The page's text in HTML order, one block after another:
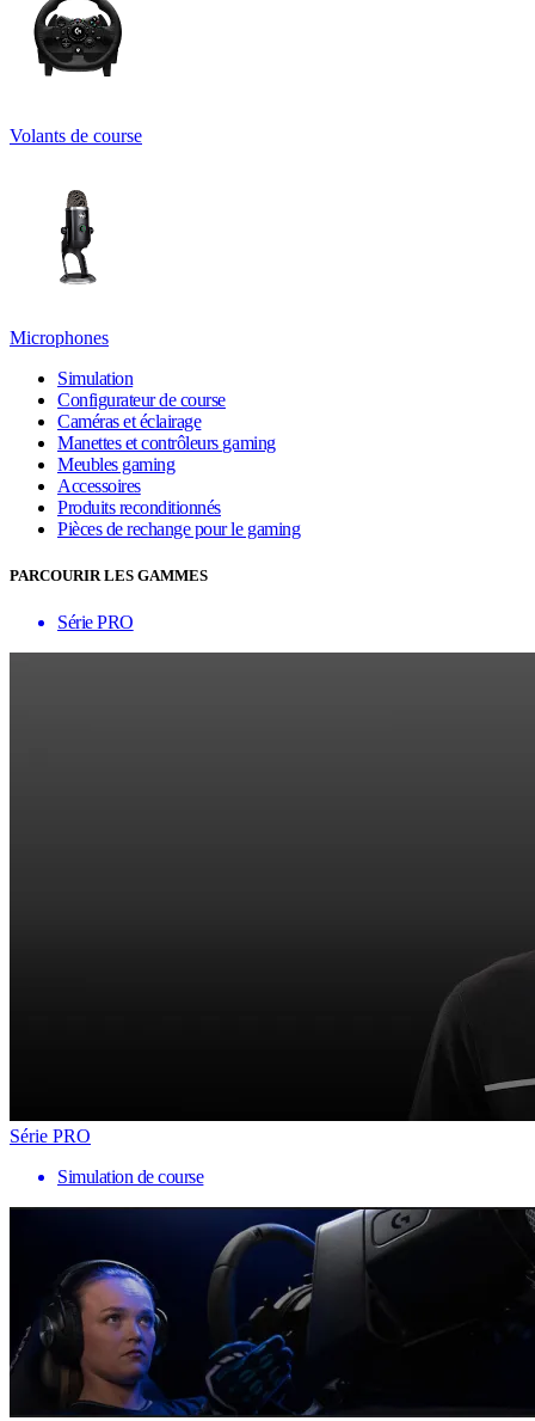
Volants de course
Microphones
Simulation
Configurateur de course
Caméras et éclairage
Manettes et contrôleurs gaming
Meubles gaming
Accessoires
Produits reconditionnés
Pièces de rechange pour le gaming
PARCOURIR LES GAMMES
Série PRO
Série PRO
Simulation de course